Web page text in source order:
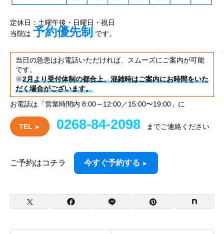
定休日：土曜午後・日曜日・祝日
当院は 予約優先制 です。
当日の急患はお電話いただければ、スムーズにご案内が可能
です。
※2月より受付体制の都合上、混雑時はご案内にお時間をいた
だく場合がございます。
お電話は「営業時間内 8:00～12:00／15:00〜19:00」に
TEL ► 0268-84-2098 までご連絡ください
ご予約はコチラ 今すぐ予約する ►